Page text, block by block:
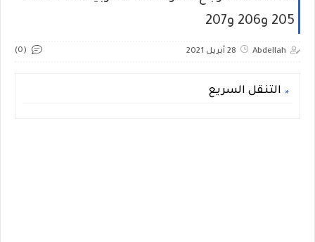
205 و206 و207
Abdellah 28 أبريل 2021 (0)
التنقل السريع